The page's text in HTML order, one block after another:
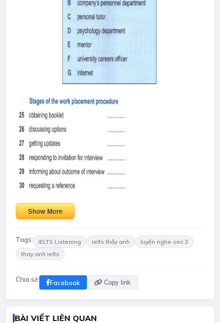
Show More
Tags: IELTS Listening ielts thầy anh
luyện nghe sec 3
thay anh ielts
Chia sẻ: Facebook Copy link
BÀI VIẾT LIÊN QUAN